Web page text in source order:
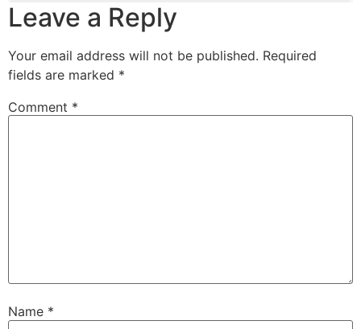
Leave a Reply
Your email address will not be published. Required
fields are marked *
Comment *
Name *